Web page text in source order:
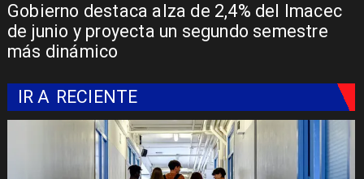
Gobierno destaca alza de 2,4% del Imacec
de junio y proyecta un segundo semestre
más dinámico
IR A RECIENTE